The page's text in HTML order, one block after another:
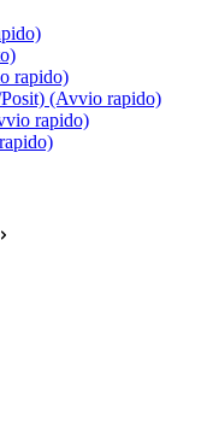
rapido)
(Avvio rapido)
rapido)